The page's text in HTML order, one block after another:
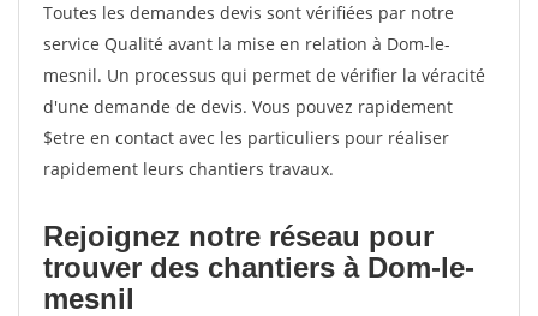
Toutes les demandes devis sont vérifiées par notre
service Qualité avant la mise en relation à Dom-le-
mesnil. Un processus qui permet de vérifier la véracité
d'une demande de devis. Vous pouvez rapidement
$etre en contact avec les particuliers pour réaliser
rapidement leurs chantiers travaux.
Rejoignez notre réseau pour
trouver des chantiers à Dom-le-
mesnil